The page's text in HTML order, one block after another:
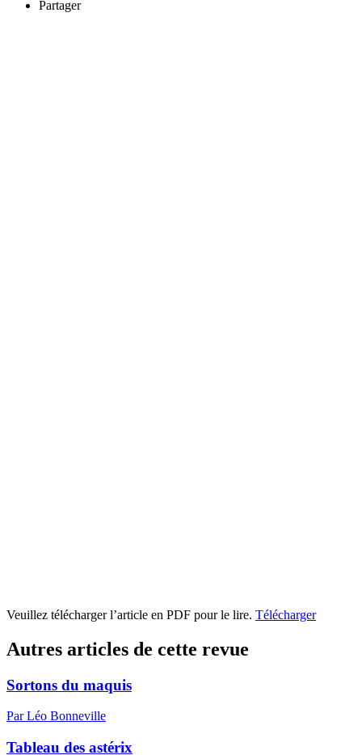
Partager
Veuillez télécharger l’article en PDF pour le lire. Télécharger
Autres articles de cette revue
Sortons du maquis
Par Léo Bonneville
Tableau des astérix